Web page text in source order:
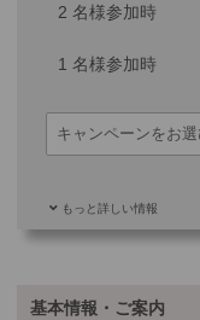
2 名様参加時
1 名様参加時
もっと詳しい情報
基本情報・ご案内